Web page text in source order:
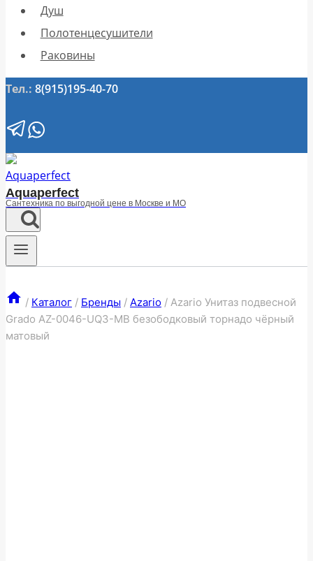
Душ
Полотенцесушители
Раковины
Тел.: 8(915)195-40-70
Aquaperfect
Сантехника по выгодной цене в Москве и МО
/ Каталог / Бренды / Azario / Azario Унитаз подвесной
Grado AZ-0046-UQ3-MB безободковый торнадо чёрный
матовый